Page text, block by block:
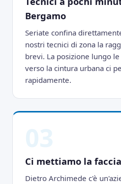
Bergamo
Seriate confina
nostri tecnici di zona la
brevi. La posizione lungo
verso la cintura urbana ci
rapidamente.
Ci mettiamo la faccia
Dietro Archimede c'è